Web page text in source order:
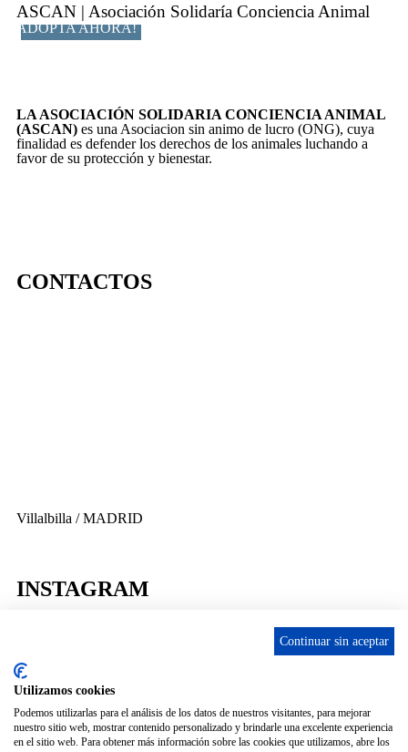
ASCAN | Asociación Solidaría Conciencia Animal
ADOPTA AHORA!
LA ASOCIACIÓN SOLIDARIA CONCIENCIA ANIMAL
(ASCAN) es una Asociacion sin animo de lucro (ONG), cuya
finalidad es defender los derechos de los animales luchando a
favor de su protección y bienestar.
CONTACTOS
Villalbilla / MADRID
INSTAGRAM
ENLACES
Contacta
Adopta un perro
Continuar sin aceptar
Utilizamos cookies
Podemos utilizarlas para el análisis de los datos de nuestros visitantes, para mejorar
nuestro sitio web, mostrar contenido personalizado y brindarle una excelente experiencia
en el sitio web. Para obtener más información sobre las cookies que utilizamos, abre los